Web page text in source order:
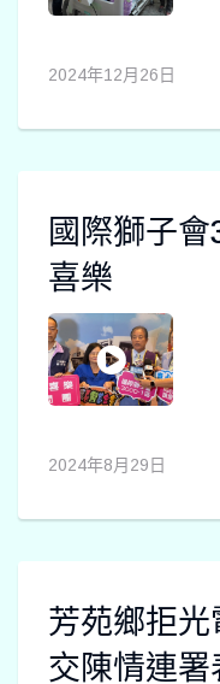
2024年12月26日
國際獅子
喜樂
2024年8月29日
芳苑鄉拒
交陳情連署